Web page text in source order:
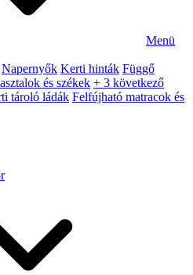
Menü
Napernyők Kerti hinták Függő
és székek + 3 következő
tároló ládák Felfújható matracok és